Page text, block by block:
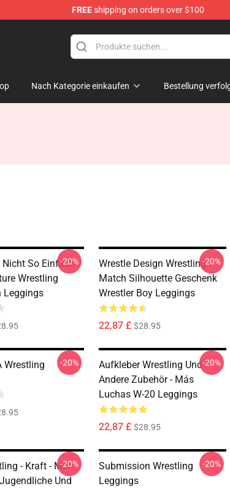
FREEshipping on orders over $100
Nach Kategorie einkaufen Bestellung
Nicht So Einfach
Wrestling
Leggings
-20%
Wrestle Design Wrestling
Match Silhouette Geschenk
Wrestler Boy Leggings
22,87 £ $28.95
-20%
Wrestling
-20%
Aufkleber Wrestling Und
Andere Zubehör - Más
Luchas W-20 Leggings
22,87 £ $28.95
-20%
- Kraft - Mut -
Und
-20%
Submission Wrestling
Leggings
-20%